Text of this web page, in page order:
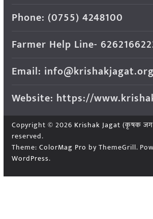
Phone: (0755) 4248100
Farmer Help Line-
Email: info@krishakjagat.org
Website: https://
Copyright © 2026 Krishak Jagat (कृषक
reserved.
Theme: ColorMag Pro by ThemeGrill.
WordPress.